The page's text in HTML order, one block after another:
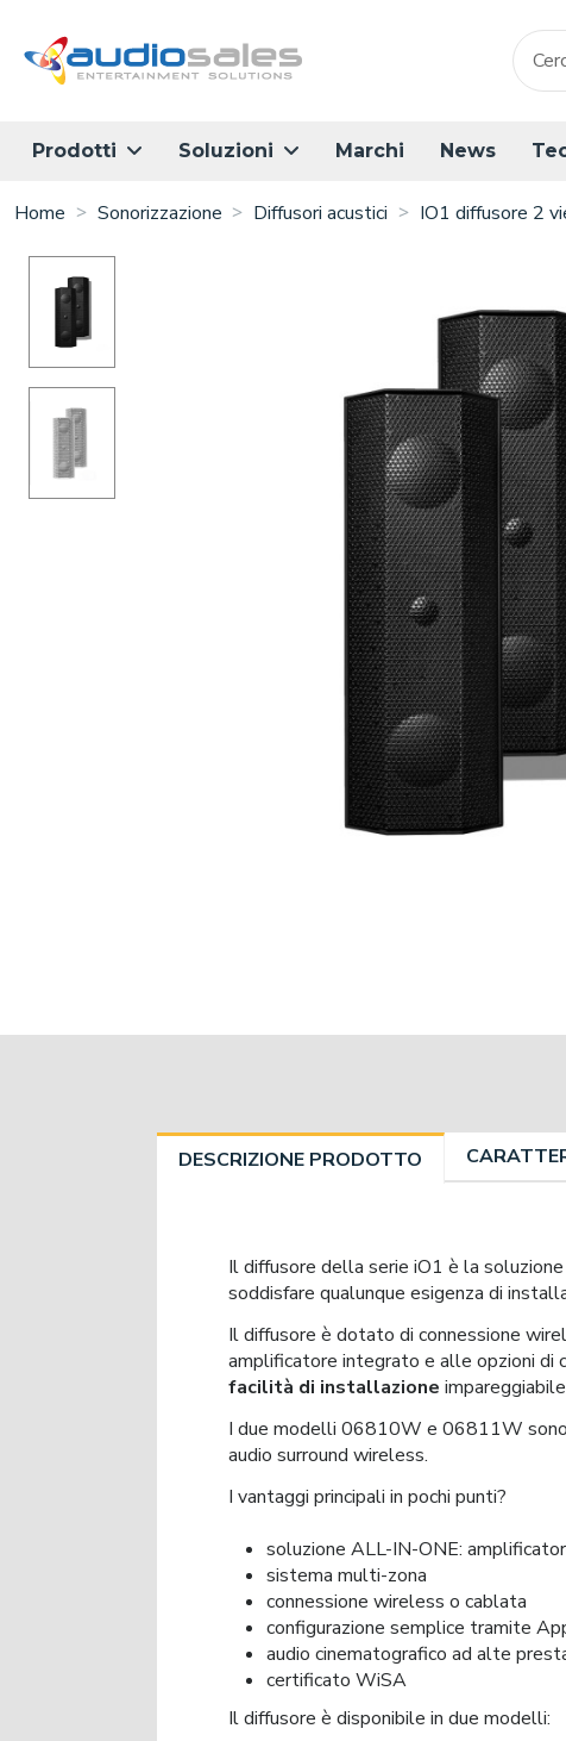
contenuto
principale
Prodotti Soluzioni Marchi News
Home Sonorizzazione Diffusori acustici IO1 diffusore 2
DESCRIZIONE PRODOTTO
Il diffusore della serie iO1 è la
soddisfare qualunque esigenza di
Il diffusore è dotato di connessione
amplificatore integrato e alle opzioni di
facilità di installazione
I due modelli 06810W e 06811W sono
audio surround wireless.
I vantaggi principali in pochi punti?
soluzione ALL-IN-ONE:
sistema multi-zona
connessione wireless o cablata
configurazione semplice tramite
audio cinematografico ad alte
certificato WiSA
Il diffusore è disponibile in due modelli: